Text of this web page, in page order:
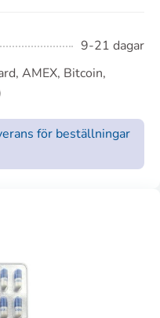
9-21 dagar
AMEX, Bitcoin,
för beställningar